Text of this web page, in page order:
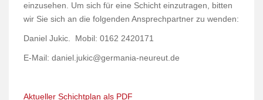
einzusehen. Um sich für eine Schicht einzutragen, bitten
wir Sie sich an die folgenden Ansprechpartner zu wenden:
Daniel Jukic. Mobil: 0162 2420171
E-Mail: daniel.jukic@germania-neureut.de
Aktueller Schichtplan als PDF